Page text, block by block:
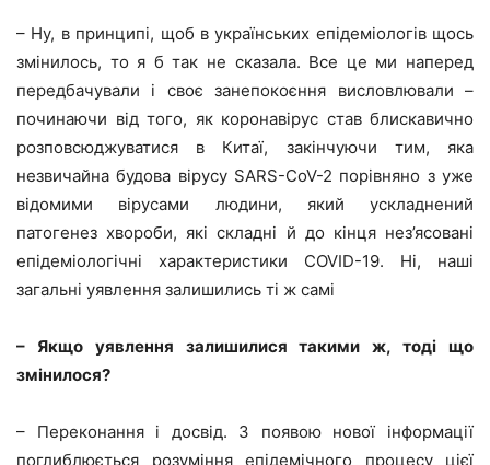
– Ну, в принципі, щоб в українських епідеміологів щось
змінилось, то я б так не сказала. Все це ми наперед
передбачували і своє занепокоєння висловлювали –
починаючи від того, як коронавірус став блискавично
розповсюджуватися в Китаї, закінчуючи тим, яка
незвичайна будова вірусу SARS-CoV-2 порівняно з уже
відомими вірусами людини, який ускладнений
патогенез хвороби, які складні й до кінця нез’ясовані
епідеміологічні характеристики COVID-19. Ні, наші
загальні уявлення залишились ті ж самі
– Якщо уявлення залишилися такими ж, тоді що
змінилося?
– Переконання і досвід. З появою нової інформації
поглиблюється розуміння епідемічного процесу цієї